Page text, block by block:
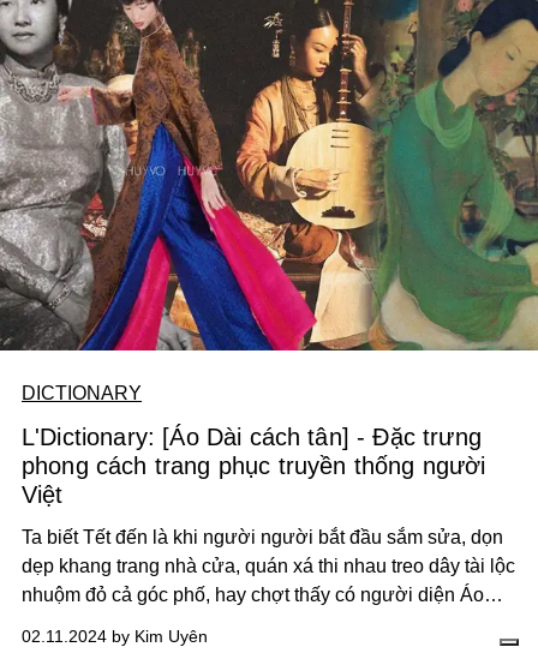
DICTIONARY
L'Dictionary: [Áo Dài cách tân] - Đặc trưng
phong cách trang phục truyền thống người
Việt
Ta biết Tết đến là khi người người bắt đầu sắm sửa, dọn
dẹp khang trang nhà cửa, quán xá thi nhau treo dây tài lộc
nhuộm đỏ cả góc phố, hay chợt thấy có người diện Áo
vị từ mùi hương, từ góc nhìn, từ nhịp sống vội vã. Áo Dài
02.11.2024 by Kim Uyên